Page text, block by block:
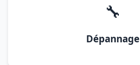
🔧
Dépannage